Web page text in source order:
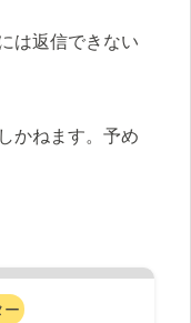
は返信できない
かねます。予め
ー